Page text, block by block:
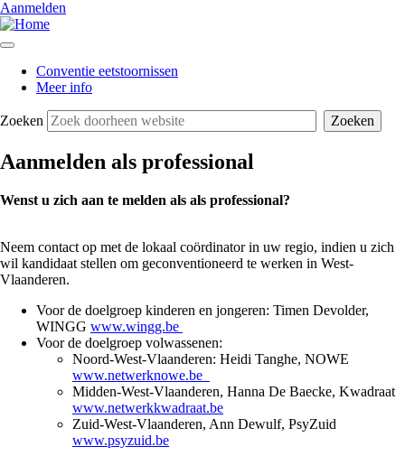
Aanmelden
Conventie eetstoornissen
Meer info
Zoeken
Aanmelden als professional
Wenst u zich aan te melden als als professional?
Neem contact op met de lokaal coördinator in uw regio, indien u zich
wil kandidaat stellen om geconventioneerd te werken in West-
Vlaanderen.
Voor de doelgroep kinderen en jongeren: Timen Devolder,
WINGG www.wingg.be
Voor de doelgroep volwassenen:
Noord-West-Vlaanderen: Heidi Tanghe, NOWE
www.netwerknowe.be
Midden-West-Vlaanderen, Hanna De Baecke, Kwadraat
www.netwerkkwadraat.be
Zuid-West-Vlaanderen, Ann Dewulf, PsyZuid
www.psyzuid.be